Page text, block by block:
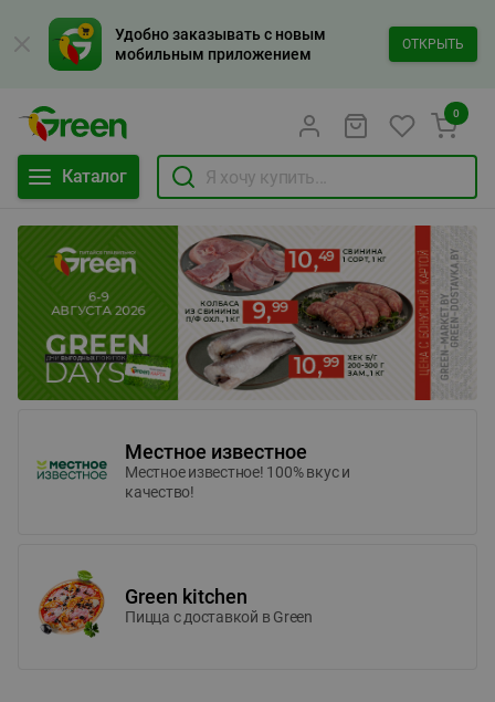
Удобно заказывать с новым
мобильным приложением
ОТКРЫТЬ
Каталог
0
Местное известное
Местное известное! 100% вкус и
качество!
Green kitchen
Пицца c доставкой в Green